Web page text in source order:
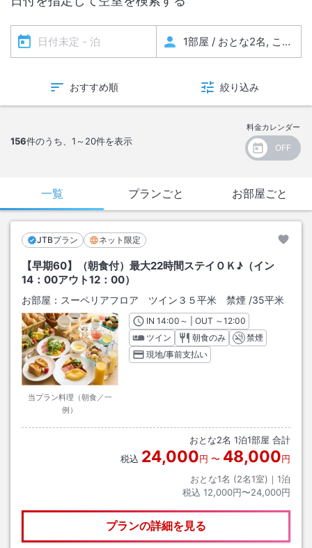
おすすめ順 絞り込み
156件のうち、 1～20件を表示
料金カレンダー
一覧 プランごと お部屋ごと
JTBプラン ネット限定
【早期60】（朝食付）最大22時間ステイＯＫ♪（イン
14：00アウト12：00）
お部屋： スーペリアフロア ツイン３５平米 禁煙 /35平米
当プラン料理（朝食／一
例）
INチェックイン
14:00 ～ | OUT チェックアウト
～12:00
ツイン
朝食のみ
禁煙
現地/事前支払い
おとな2名 1泊1部屋 合計
税込 24,000円 〜 48,000円
おとな1名 (2名1室)｜ 1泊
税込 12,000円〜24,000円
プランの詳細を見る